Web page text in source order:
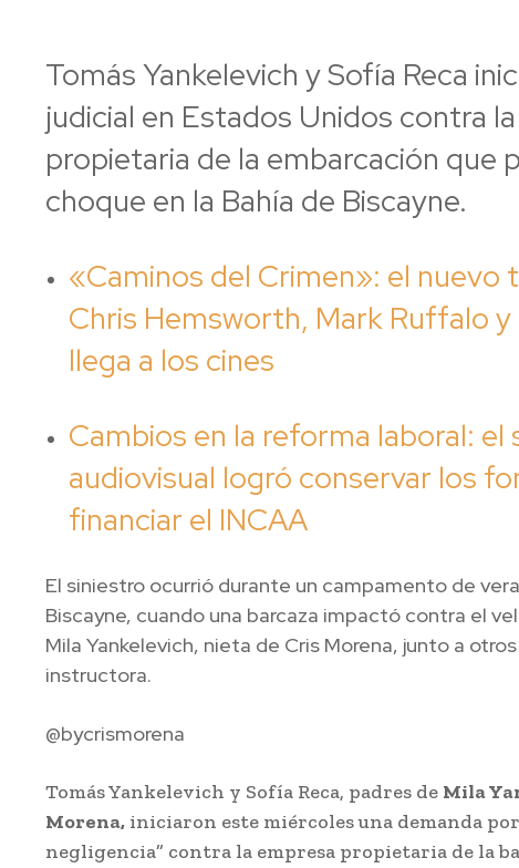
Tomás Yankelevich y Sofía Reca
judicial en Estados Unidos contra
propietaria de la embarcación que
choque en la Bahía de Biscayne.
«Caminos del Crimen»: el nuevo
Chris Hemsworth, Mark Ruffalo y
llega a los cines
Cambios en la reforma laboral: el
audiovisual logró conservar los
financiar el INCAA
El siniestro ocurrió durante un campamento de
Biscayne, cuando una barcaza impactó contra el
Mila Yankelevich, nieta de Cris Morena, junto a
instructora.
@bycrismorena
Tomás Yankelevich y Sofía Reca, padres de Mila
Morena, iniciaron este miércoles una demanda
negligencia” contra la empresa propietaria de la